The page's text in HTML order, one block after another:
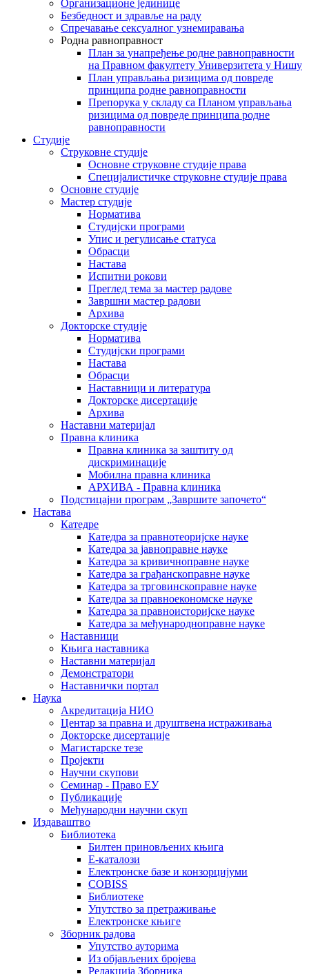
Организационе јединице
Безбедност и здравље на раду
Спречавање сексуалног узнемиравања
Родна равноправност
План за унапређење родне равноправности
на Правном факултету Универзитета у Нишу
План управљања ризицима од повреде
принципа родне равноправности
Препорука у складу са Планом управљања
ризицима од повреде принципа родне
равноправности
Студије
Струковне студије
Основне струковне студије права
Специјалистичке струковне студије права
Основне студије
Мастер студије
Норматива
Студијски програми
Упис и регулисање статуса
Обрасци
Настава
Испитни рокови
Преглед тема за мастер радове
Завршни мастер радови
Архива
Докторске студије
Норматива
Студијски програми
Настава
Обрасци
Наставници и литература
Докторске дисертације
Архива
Наставни материјал
Правна клиника
Правна клиника за заштиту од
дискриминације
Мобилна правна клиника
АРХИВА - Правна клиника
Подстицајни програм „Завршите започето“
Настава
Катедре
Катедра за правнотеоријске науке
Катедра за јавноправне науке
Катедра за кривичноправне науке
Катедра за грађанскоправне науке
Катедра за трговинскоправне науке
Катедра за правноекономске науке
Катедра за правноисторијске науке
Катедра за међународноправне науке
Наставници
Књига наставника
Наставни материјал
Демонстратори
Наставнички портал
Наука
Акредитација НИО
Центар за правна и друштвена истраживања
Докторске дисертације
Магистарске тезе
Пројекти
Научни скупови
Семинар - Право ЕУ
Публикације
Међународни научни скуп
Издаваштво
Библиотека
Билтен приновљених књига
Е-каталози
Електронске базе и конзорцијуми
COBISS
Библиотеке
Упутство за претраживање
Електронске књиге
Зборник радова
Упутство ауторима
Из објављених бројева
Редакција Зборника